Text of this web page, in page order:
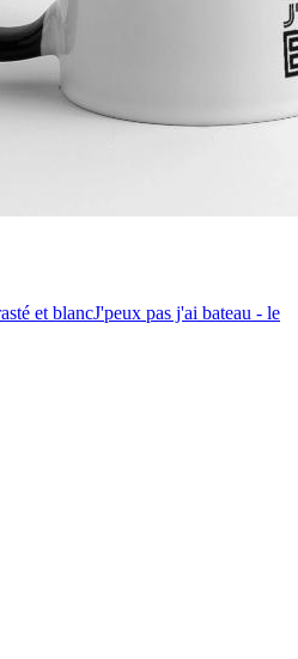
et blancJ'peux pas j'ai bateau - le